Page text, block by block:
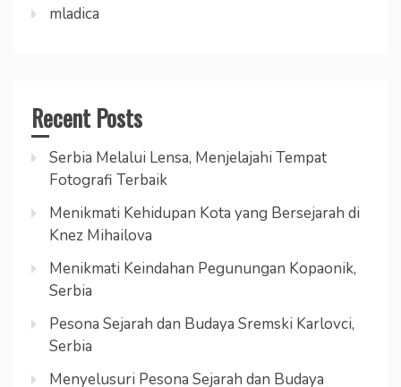
mladica
Recent Posts
Serbia Melalui Lensa, Menjelajahi Tempat
Fotografi Terbaik
Menikmati Kehidupan Kota yang Bersejarah di
Knez Mihailova
Menikmati Keindahan Pegunungan Kopaonik,
Serbia
Pesona Sejarah dan Budaya Sremski Karlovci,
Serbia
Menyelusuri Pesona Sejarah dan Budaya